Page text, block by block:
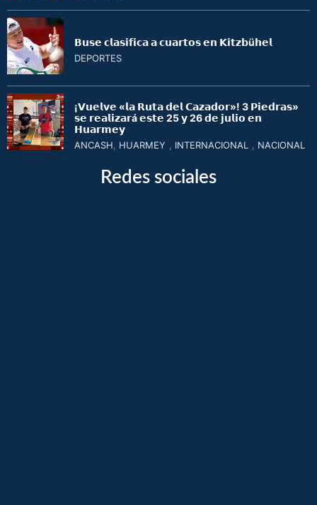
𝗕𝘂𝘀𝗲 𝗰𝗹𝗮𝘀𝗶𝗳𝗶𝗰𝗮 𝗮 𝗰𝘂𝗮𝗿𝘁𝗼𝘀 𝗲𝗻 𝗞𝗶𝘁𝘇𝗯ü𝗵𝗲𝗹
DEPORTES
¡𝗩𝘂𝗲𝗹𝘃𝗲 «𝗹𝗮 𝗥𝘂𝘁𝗮 𝗱𝗲𝗹 𝗖𝗮𝘇𝗮𝗱𝗼𝗿»! 3 𝗣𝗶𝗲𝗱𝗿𝗮𝘀»
𝘀𝗲 𝗿𝗲𝗮𝗹𝗶𝘇𝗮𝗿á 𝗲𝘀𝘁𝗲 25 𝘆 26 𝗱𝗲 𝗷𝘂𝗹𝗶𝗼 𝗲𝗻
𝗛𝘂𝗮𝗿𝗺𝗲𝘆
ANCASH HUARMEY INTERNACIONAL NACIONAL
Redes sociales